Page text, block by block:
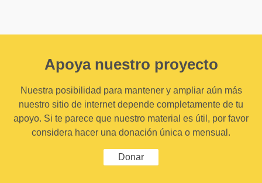
Apoya nuestro proyecto
Nuestra posibilidad para mantener y ampliar aún más
nuestro sitio de internet depende completamente de tu
apoyo. Si te parece que nuestro material es útil, por favor
considera hacer una donación única o mensual.
Donar